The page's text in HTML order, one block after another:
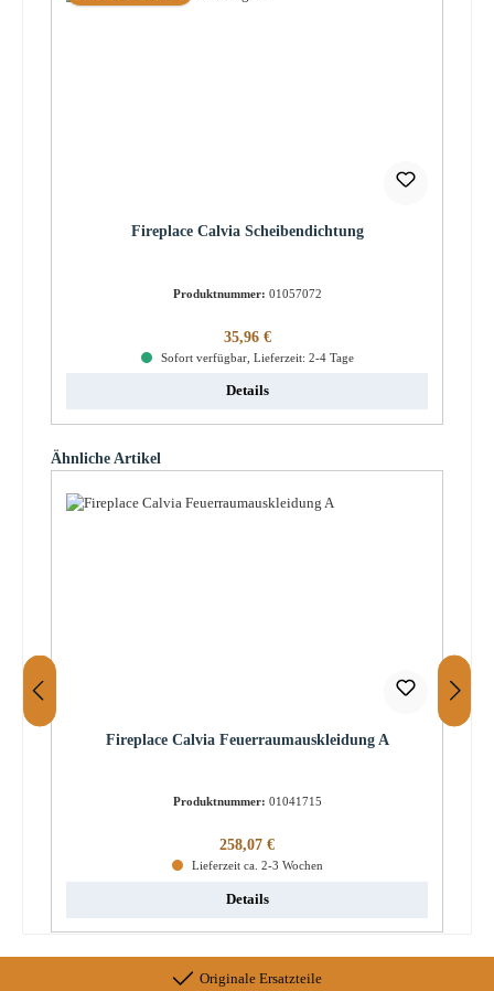
Fireplace Calvia Scheibendichtung
Produktnummer: 01057072
Regulärer Preis:
35,96 €
Sofort verfügbar, Lieferzeit: 2-4 Tage
Details
Produktgalerie überspringen
Ähnliche Artikel
Fireplace Calvia Feuerraumauskleidung A
Produktnummer: 01041715
Regulärer Preis:
258,07 €
Lieferzeit ca. 2-3 Wochen
Details
Originale Ersatzteile